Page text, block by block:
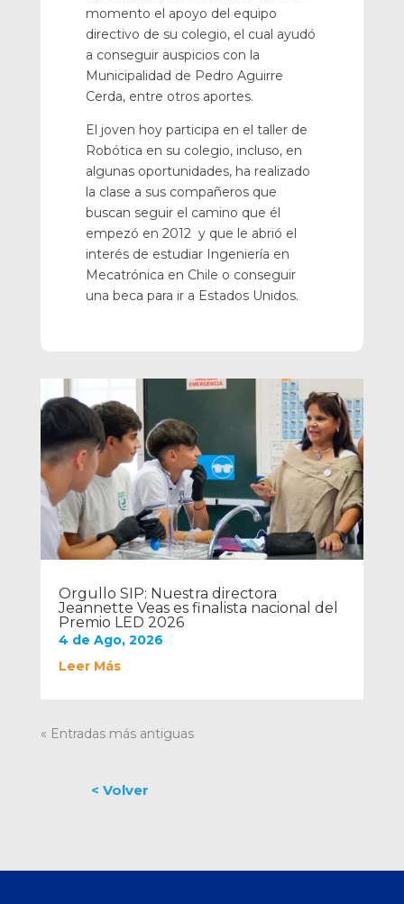
Orgullo SIP: Nuestra directora
Jeannette Veas es finalista nacional del
Premio LED 2026
4 de Ago, 2026
Leer Más
« Entradas más antiguas
momento el apoyo del equipo
directivo de su colegio, el cual ayudó
a conseguir auspicios con la
Municipalidad de Pedro Aguirre
Cerda, entre otros aportes.
El joven hoy participa en el taller de
Robótica en su colegio, incluso, en
algunas oportunidades, ha realizado
la clase a sus compañeros que
buscan seguir el camino que él
empezó en 2012 y que le abrió el
interés de estudiar Ingeniería en
Mecatrónica en Chile o conseguir
una beca para ir a Estados Unidos.